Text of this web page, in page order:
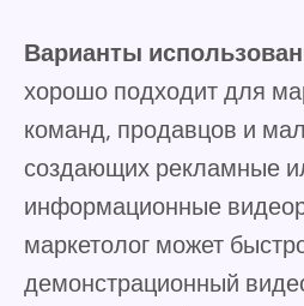
Варианты
хорошо подходит для
команд, продавцов и
создающих рекламные
информационные
маркетолог может
демонстрационный